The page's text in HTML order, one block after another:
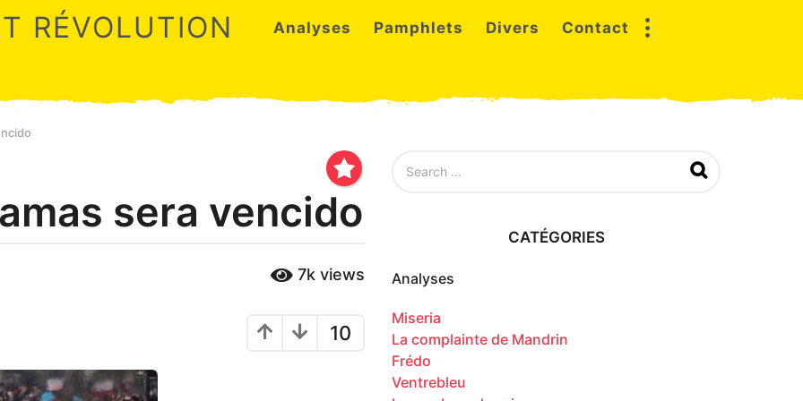
RÉVOLUTION Analyses Pamphlets Divers Contact
sera vencido
7k views
10
o
:
CATÉGORIES
Analyses
Miseria
La complainte de Mandrin
Frédo
Ventrebleu